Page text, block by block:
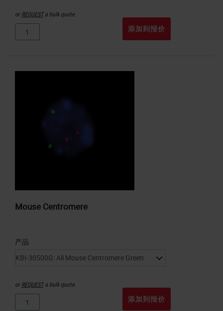
orREQUESTa bulk quote.
添加到报价
Mouse Centromere
产品
orREQUESTa bulk quote.
添加到报价